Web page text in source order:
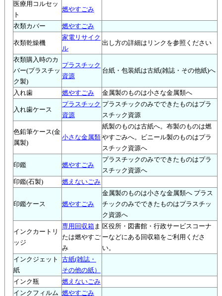
医療用コルセッ
ト
燃やすごみ
衣類カバー 燃やすごみ
衣類乾燥機
家電リサイク
ル
出し方の詳細はリンクを参照ください
衣類購入時のカ
バー(プラスチッ
ク製)
プラスチック
資源
台紙・包装紙は古紙(雑誌・その他紙)へ
入れ歯 燃やすごみ 金属製のものは小さな金属類へ
入れ歯ケース
プラスチック
資源
プラスチックのみでできたものはプラ
スチック資源
色鉛筆ケース(金
属製)
小さな金属類
紙製のものは古紙へ。布製のものは燃
やすごみへ。ビニール製のものはプラ
スチック資源へ
印鑑 燃やすごみ
プラスチックのみでできたものはプラ
スチック資源へ
印鑑(石製)
燃えないごみ
印鑑ケース 燃やすごみ
金属製のものは小さな金属類へ プラス
チックのみでできたものはプラスチッ
ク資源へ
インクカートリ
ッジ
専用回収箱ま
たは燃やすご
み
区役所・図書館・行政サービスコーナ
ーなどにある回収箱をご利用くださ
い。
インクジェット
紙
古紙(雑誌・
その他の紙）
インク瓶
燃えないごみ
インクフィルム 燃やすごみ